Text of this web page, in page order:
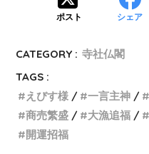
ポスト シェア
CATEGORY : 寺社仏閣
TAGS :
えびす様
一言主神
商売繁盛
大漁追福
開運招福